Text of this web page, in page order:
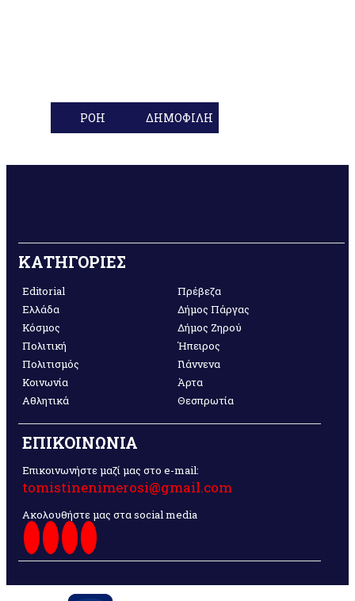
ΡΟΗ ΔΗΜΟΦΙΛΗ
ΚΑΤΗΓΟΡΙΕΣ
Editorial
Ελλάδα
Κόσμος
Πολιτική
Πολιτισμός
Κοινωνία
Αθλητικά
Πρέβεζα
Δήμος Πάργας
Δήμος Ζηρού
Ήπειρος
Γιάννενα
Άρτα
Θεσπρωτία
ΕΠΙΚΟΙΝΩΝΙΑ
Επικοινωνήστε μαζί μας στο e-mail:
tomistinenimerosi@gmail.com
Ακολουθήστε μας στα social media